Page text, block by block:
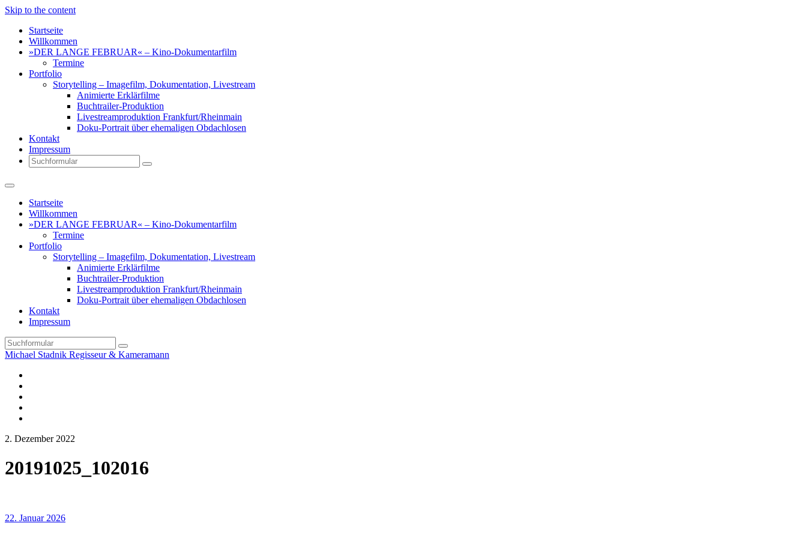
Skip to the content
Startseite
Willkommen
»DER LANGE FEBRUAR« – Kino-Dokumentarfilm
Termine
Portfolio
Storytelling – Imagefilm, Dokumentation, Livestream
Animierte Erklärfilme
Buchtrailer-Produktion
Livestreamproduktion Frankfurt/Rheinmain
Doku-Portrait über ehemaligen Obdachlosen
Kontakt
Impressum
Search
Startseite
Willkommen
»DER LANGE FEBRUAR« – Kino-Dokumentarfilm
Termine
Portfolio
Storytelling – Imagefilm, Dokumentation, Livestream
Animierte Erklärfilme
Buchtrailer-Produktion
Livestreamproduktion Frankfurt/Rheinmain
Doku-Portrait über ehemaligen Obdachlosen
Kontakt
Impressum
Search
Michael Stadnik Regisseur & Kameramann
2. Dezember 2022
20191025_102016
22. Januar 2026